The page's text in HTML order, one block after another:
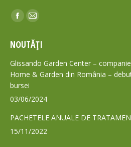
Find us on:
Facebook
opens
in
new
window
Mail
opens
in
new
NOUTĂȚI
Glissando Garden Center –
Home & Garden din România –
bursei
03/06/2024
PACHETELE ANUALE DE
15/11/2022